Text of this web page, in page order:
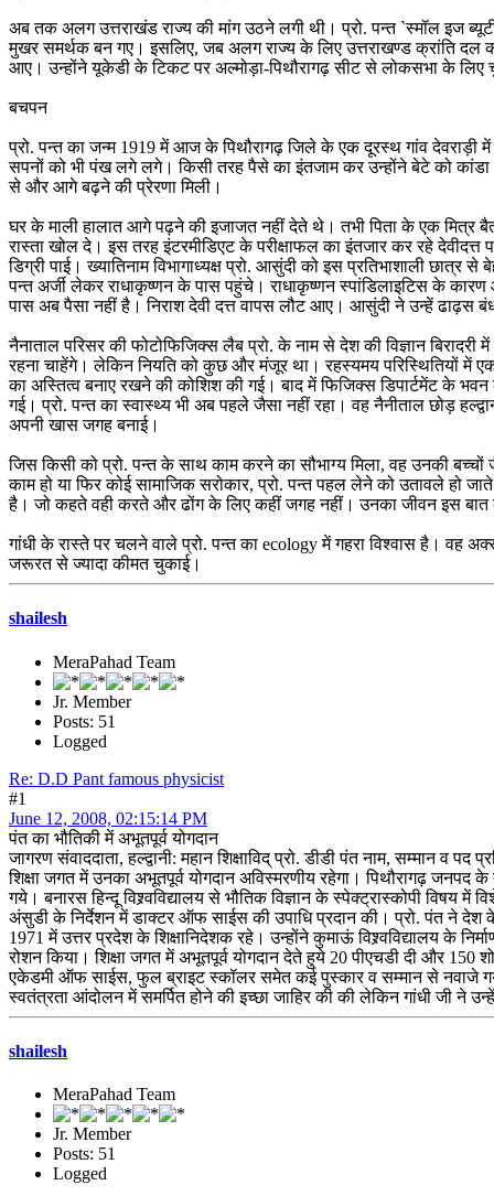
अब तक अलग उत्तराखंड राज्य की मांग उठने लगी थी। प्रो. पन्त `स्मॉल इज
मुखर समर्थक बन गए। इसलिए, जब अलग राज्य के लिए उत्तराखण्ड क्रांति दल
आए। उन्होंने यूकेडी के टिकट पर अल्मोड़ा-पिथौरागढ़ सीट से लोकसभा के
बचपन
प्रो. पन्त का जन्म 1919 में आज के पिथौरागढ़ जिले के एक दूरस्थ गांव देवराड़ी
सपनों को भी पंख लगे लगे। किसी तरह पैसे का इंतजाम कर उन्होंने बेटे को
से और आगे बढ़ने की प्रेरणा मिली।
घर के माली हालात आगे पढ़ने की इजाजत नहीं देते थे। तभी पिता के एक मित्र
रास्ता खोल दे। इस तरह इंटरमीडिएट के परीक्षाफल का इंतजार कर रहे देवीदत्त
डिग्री पाई। ख्यातिनाम विभागाध्यक्ष प्रो. आसुंदी को इस प्रतिभाशाली
पन्त अर्जी लेकर राधाकृष्णन के पास पहुंचे। राधाकृष्णन स्पांडिलाइटिस के
पास अब पैसा नहीं है। निराश देवी दत्त वापस लौट आए। आसुंदी ने उन्हें ढाढ़स
नैनाताल परिसर की फोटोफिजिक्स लैब प्रो. के नाम से देश की विज्ञान
रहना चाहेंगे। लेकिन नियति को कुछ और मंजूर था। रहस्यमय परिस्थितियों
का अस्तित्व बनाए रखने की कोशिश की गई। बाद में फिजिक्स डिपार्टमेंट के
गई। प्रो. पन्त का स्वास्थ्य भी अब पहले जैसा नहीं रहा। वह नैनीताल छोड़
अपनी खास जगह बनाई।
जिस किसी को प्रो. पन्त के साथ काम करने का सौभाग्य मिला, वह उनकी बच्चों
काम हो या फिर कोई सामाजिक सरोकार, प्रो. पन्त पहल लेने को उतावले हो
है। जो कहते वही करते और ढोंग के लिए कहीं जगह नहीं। उनका जीवन इस बात
गांधी के रास्ते पर चलने वाले प्रो. पन्त का ecology में गहरा विश्वास है।
जरूरत से ज्यादा कीमत चुकाई।
shailesh
MeraPahad Team
Jr. Member
Posts: 51
Logged
Re: D.D Pant famous physicist
#1
June 12, 2008, 02:15:14 PM
पंत का भौतिकी में अभूतपूर्व योगदान
जागरण संवाददाता, हल्द्वानी: महान शिक्षाविद् प्रो. डीडी पंत नाम, सम्मान व
शिक्षा जगत में उनका अभूतपूर्व योगदान अविस्मरणीय रहेगा। पिथौरागढ़ जनपद
गये। बनारस हिन्दू विश्र्वविद्यालय से भौतिक विज्ञान के स्पेक्ट्रास्कोपी विषय
अंसुडी के निर्देशन में डाक्टर ऑफ साईस की उपाधि प्रदान की। प्रो. पंत ने देश
1971 में उत्तर प्रदेश के शिक्षानिदेशक रहे। उन्होंने कुमाऊं विश्र्वविद्यालय के
रोशन किया। शिक्षा जगत में अभूतपूर्व योगदान देते हुये 20 पीएचडी दी और
एकेडमी ऑफ साईस, फुल ब्राइट स्कॉलर समेत कई पुस्कार व सम्मान से नवाजे गये थे।
स्वतंत्रता आंदोलन में समर्पित होने की इच्छा जाहिर की की लेकिन गांधी जी ने
shailesh
MeraPahad Team
Jr. Member
Posts: 51
Logged